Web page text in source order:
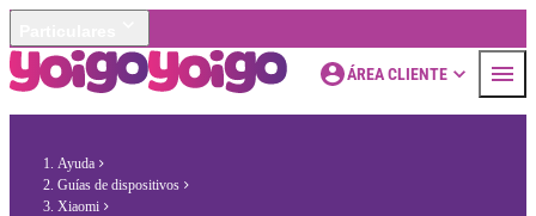
ÁREA CLIENTE
Ayuda
Guías de dispositivos
Xiaomi